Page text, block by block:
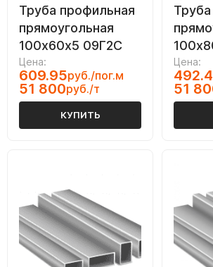
Труба профильная
прямоугольная
100х60х5 09Г2С
Цена:
609.95руб./пог.м
51 800руб./т
КУПИТЬ
Цена:
51